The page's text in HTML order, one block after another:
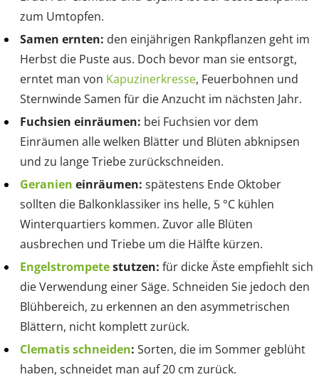
zum Umtopfen.
Samen ernten: den einjährigen Rankpflanzen geht im
Herbst die Puste aus. Doch bevor man sie entsorgt,
erntet man von Kapuzinerkresse, Feuerbohnen und
Sternwinde Samen für die Anzucht im nächsten Jahr.
Fuchsien einräumen: bei Fuchsien vor dem
Einräumen alle welken Blätter und Blüten abknipsen
und zu lange Triebe zurückschneiden.
Geranien einräumen: spätestens Ende Oktober
sollten die Balkonklassiker ins helle, 5 °C kühlen
Winterquartiers kommen. Zuvor alle Blüten
ausbrechen und Triebe um die Hälfte kürzen.
Engelstrompetestutzen: für dicke Äste empfiehlt sich
die Verwendung einer Säge. Schneiden Sie jedoch den
Blühbereich, zu erkennen an den asymmetrischen
Blättern, nicht komplett zurück.
Clematis schneiden: Sorten, die im Sommer geblüht
haben, schneidet man auf 20 cm zurück.